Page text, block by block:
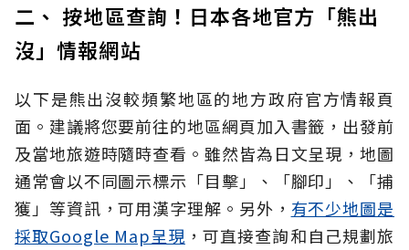
二、 按地區查詢！日本各地官方「熊出
沒」情報網站
以下是熊出沒較頻繁地區的地方政府官方情報頁
面。建議將您要前往的地區網頁加入書籤，出發前
及當地旅遊時隨時查看。雖然皆為日文呈現，地圖
通常會以不同圖示標示「目擊」、「腳印」、「捕
獲」等資訊，可用漢字理解。另外， 有不少地圖是
採取Google Map呈現 ，可直接查詢和自己規劃旅